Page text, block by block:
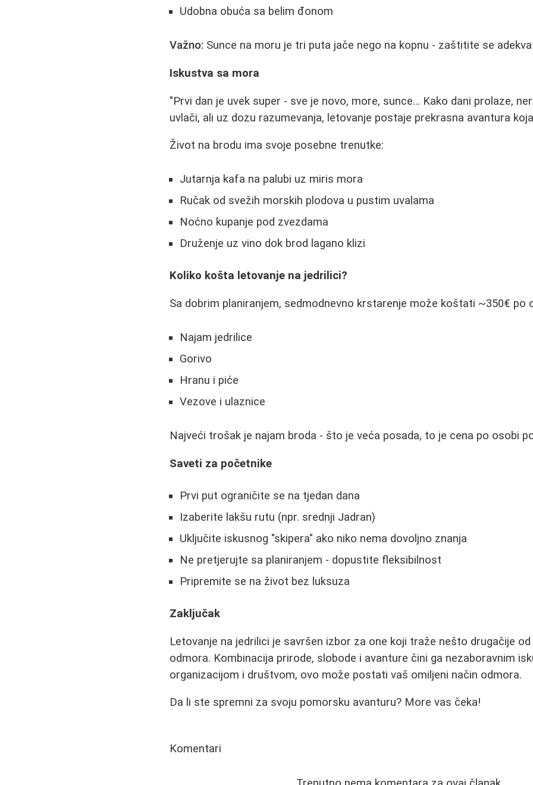
Udobna obuća sa belim đonom
Važno: Sunce na moru je tri puta jače nego na kopnu - zaštitite se
Iskustva sa mora
"Prvi dan je uvek super - sve je novo, more, sunce... Kako dani prolaze,
uvlači, ali uz dozu razumevanja, letovanje postaje prekrasna avantura
Život na brodu ima svoje posebne trenutke:
Jutarnja kafa na palubi uz miris mora
Ručak od svežih morskih plodova u pustim uvalama
Noćno kupanje pod zvezdama
Druženje uz vino dok brod lagano klizi
Koliko košta letovanje na jedrilici?
Sa dobrim planiranjem, sedmodnevno krstarenje može koštati ~350€ po
Najam jedrilice
Gorivo
Hranu i piće
Vezove i ulaznice
Najveći trošak je najam broda - što je veća posada, to je cena po osobi
Saveti za početnike
Prvi put ograničite se na tjedan dana
Izaberite lakšu rutu (npr. srednji Jadran)
Uključite iskusnog "skipera" ako niko nema dovoljno znanja
Ne pretjerujte sa planiranjem - dopustite fleksibilnost
Pripremite se na život bez luksuza
Zaključak
Letovanje na jedrilici je savršen izbor za one koji traže nešto drugačije
odmora. Kombinacija prirode, slobode i avanture čini ga nezaboravnim
organizacijom i društvom, ovo može postati vaš omiljeni način odmora.
Da li ste spremni za svoju pomorsku avanturu? More vas čeka!
Komentari